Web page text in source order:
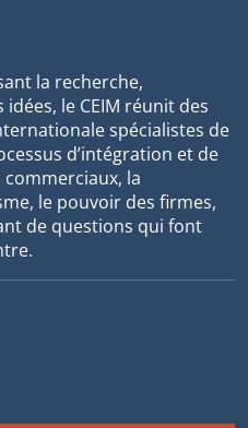
la recherche,
idées, le CEIM réunit des
spécialistes de
d’intégration et de
la
le pouvoir des firmes,
de questions qui font